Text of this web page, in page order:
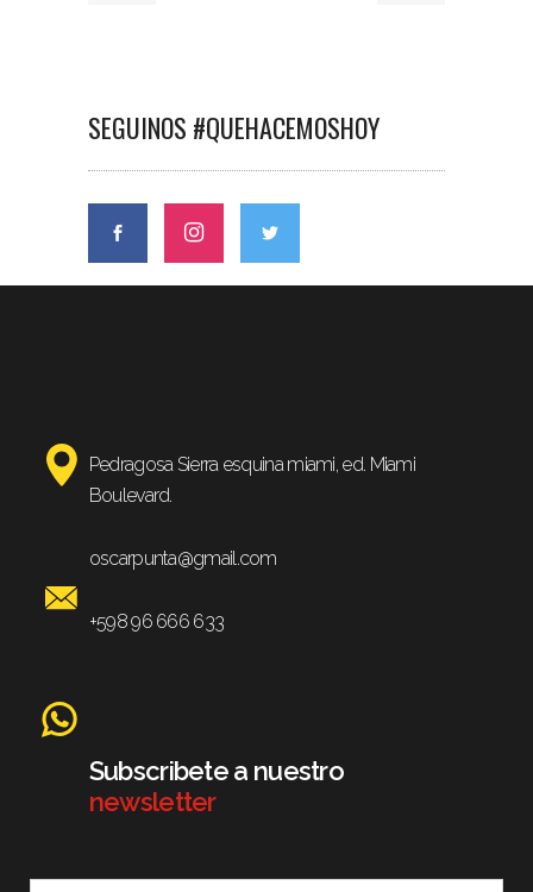
SEGUINOS #QUEHACEMOSHOY
Pedragosa Sierra esquina miami, ed. Miami
Boulevard.
oscarpunta@gmail.com
+598 96 666 633
Subscribete a nuestro
newsletter